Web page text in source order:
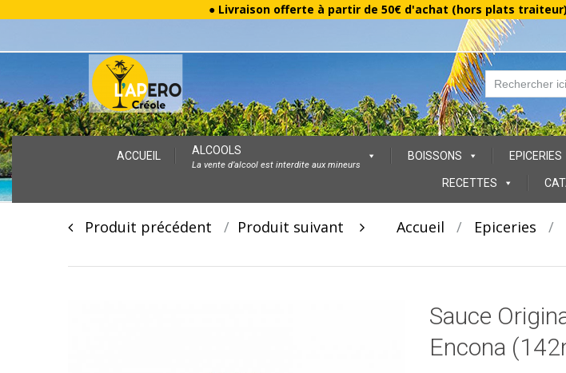
● Livraison offerte à partir de 50€ d'achat (hors plats
Skip
to
content
ACCUEIL ALCOOLS
La vente d’alcool est interdite aux mineurs
BOISSONS EPICERIES
RECETTES
Post
Produit précédent Produit suivant Accueil / Epiceries /
Sauce
Encona